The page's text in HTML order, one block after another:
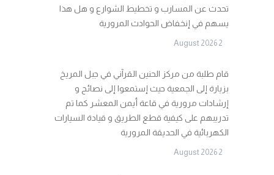
تحدث عن المسارب و تخطيط الشوارع و هل هذا
يسهم في إنخفاض الحوادث المرورية
2 August 2026
قام طلبة من مركز الحنين القرآني في جبل المريخ
بزيارة إلى الجمعية حيث إستمعوا إلى نصائح و
إرشادات مرورية في قاعة أيمن المعشر كما تم
تدريبهم على كيفية قطع الطريق و قيادة السيارات
الكهربائية في الحديقة المرورية
2 August 2026